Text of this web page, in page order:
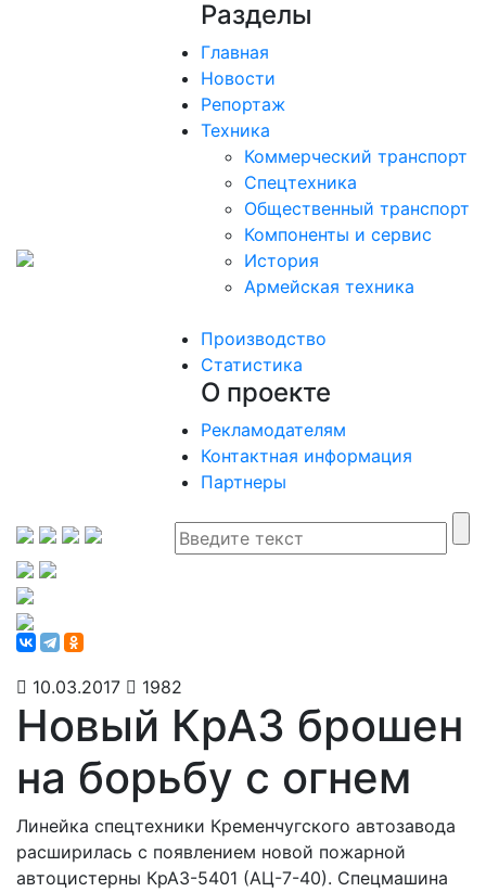
Разделы
Главная
Новости
Репортаж
Техника
Коммерческий транспорт
Спецтехника
Общественный транспорт
Компоненты и сервис
История
Армейская техника
Производство
Статистика
О проекте
Рекламодателям
Контактная информация
Партнеры
10.03.2017 1982
Новый КрАЗ брошен
на борьбу с огнем
Линейка спецтехники Кременчугского автозавода
расширилась с появлением новой пожарной
автоцистерны КрАЗ-5401 (АЦ-7-40). Спецмашина